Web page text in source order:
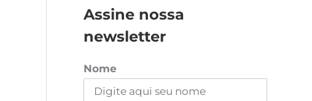
Assine nossa
newsletter
Nome